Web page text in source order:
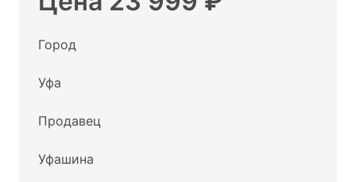
Город
Уфа
Продавец
Уфашина